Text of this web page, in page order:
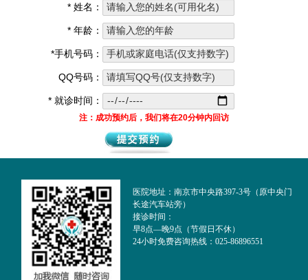
* 姓名：
* 年龄：
*手机号码：
QQ号码：
* 就诊时间：
注：成功预约后，我们将在20分钟内回访
医院地址：南京市中央路397-3号（原中央门
长途汽车站旁）
接诊时间：
早8点—晚9点（节假日不休）
24小时免费咨询热线：025-86896551